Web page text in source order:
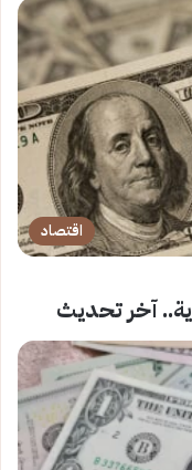
اقتصاد
آخر تحديث